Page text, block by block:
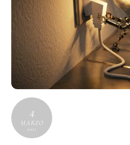
4
MARZO
2021